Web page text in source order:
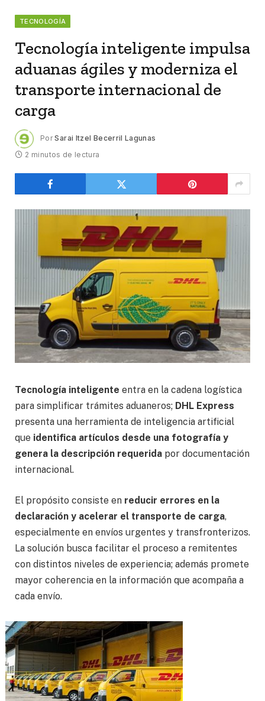
TECNOLOGÍA
Tecnología inteligente impulsa
aduanas ágiles y moderniza el
transporte internacional de
carga
Por Sarai Itzel Becerril Lagunas
2 minutos de lectura
Tecnología inteligente entra en la cadena logística
para simplificar trámites aduaneros; DHL Express
presenta una herramienta de inteligencia artificial
que identifica artículos desde una fotografía y
genera la descripción requerida por documentación
internacional.
El propósito consiste en reducir errores en la
declaración y acelerar el transporte de carga,
especialmente en envíos urgentes y transfronterizos.
La solución busca facilitar el proceso a remitentes
con distintos niveles de experiencia; además promete
mayor coherencia en la información que acompaña a
cada envío.